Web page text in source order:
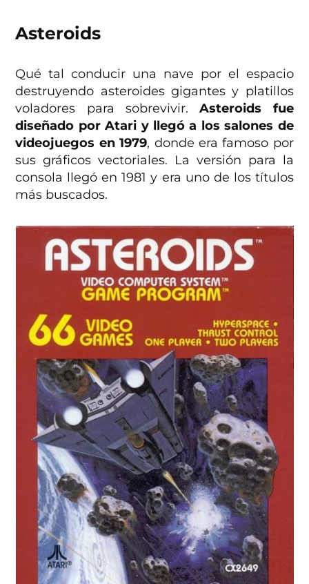
Asteroids
Qué tal conducir una nave por el espacio
destruyendo asteroides gigantes y platillos
voladores para sobrevivir.Asteroids fue
diseñado por Atari y llegó a los salones de
videojuegos en 1979, donde era famoso por
sus gráficos vectoriales. La versión para la
consola llegó en 1981 y era uno de los títulos
más buscados.